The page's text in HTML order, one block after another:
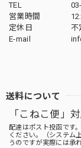
TEL
営業時間
定休日
不
E-mail
送料について
「こねこ便」
配達はポスト投函です
ください。（システム
うのですが実際には承